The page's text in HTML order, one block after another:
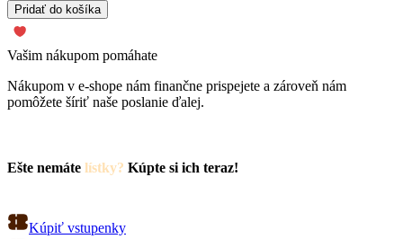
Pridať do košíka
Vašim nákupom pomáhate
Nákupom v e-shope nám finančne prispejete a zároveň nám
pomôžete šíriť naše poslanie ďalej.
Ešte nemáte lístky? Kúpte si ich teraz!
Kúpiť vstupenky